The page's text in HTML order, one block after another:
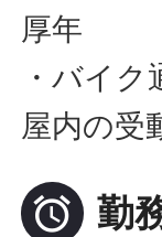
厚年
・バイ
屋内の受
 勤